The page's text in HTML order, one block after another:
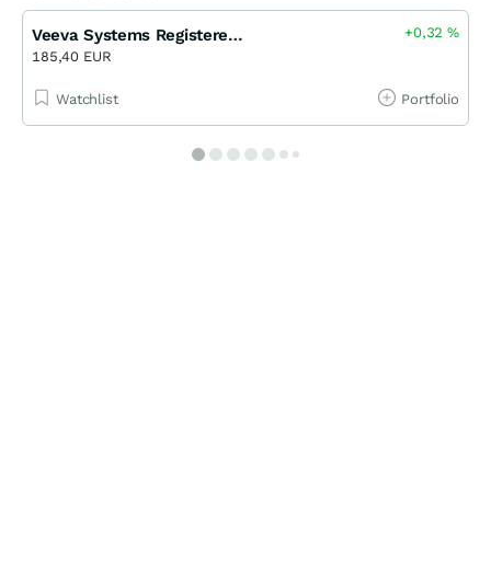
Veeva Systems Registered (A)
185,40 EUR
+0,32%
Watchlist Portfolio